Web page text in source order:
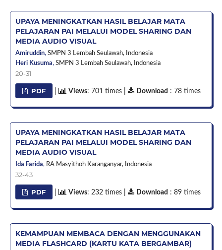
UPAYA MENINGKATKAN HASIL BELAJAR MATA
PELAJARAN PAI MELALUI MODEL SHARING DAN
MEDIA AUDIO VISUAL
Amiruddin, SMPN 3 Lembah Seulawah,
Indonesia
Heri Kusuma, SMPN 3 Lembah Seulawah, Indonesia
20-31
PDF Views: 701 times | Download : 78 times
UPAYA MENINGKATKAN HASIL BELAJAR MATA
PELAJARAN PAI MELALUI MODEL SHARING DAN
MEDIA AUDIO VISUAL
Ida Farida, RA Masyithoh Karanganyar, Indonesia
32-43
PDF Views: 232 times | Download : 89 times
KEMAMPUAN MEMBACA DENGAN MENGGUNAKAN
MEDIA FLASHCARD (KARTU KATA BERGAMBAR)